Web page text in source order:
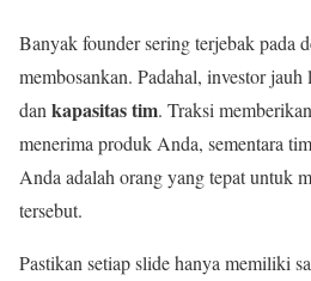
Banyak founder sering terjebak pada
membosankan. Padahal, investor
dan kapasitas tim. Traksi
menerima produk Anda, sementara
Anda adalah orang yang tepat untuk
tersebut.
Pastikan setiap slide hanya memiliki